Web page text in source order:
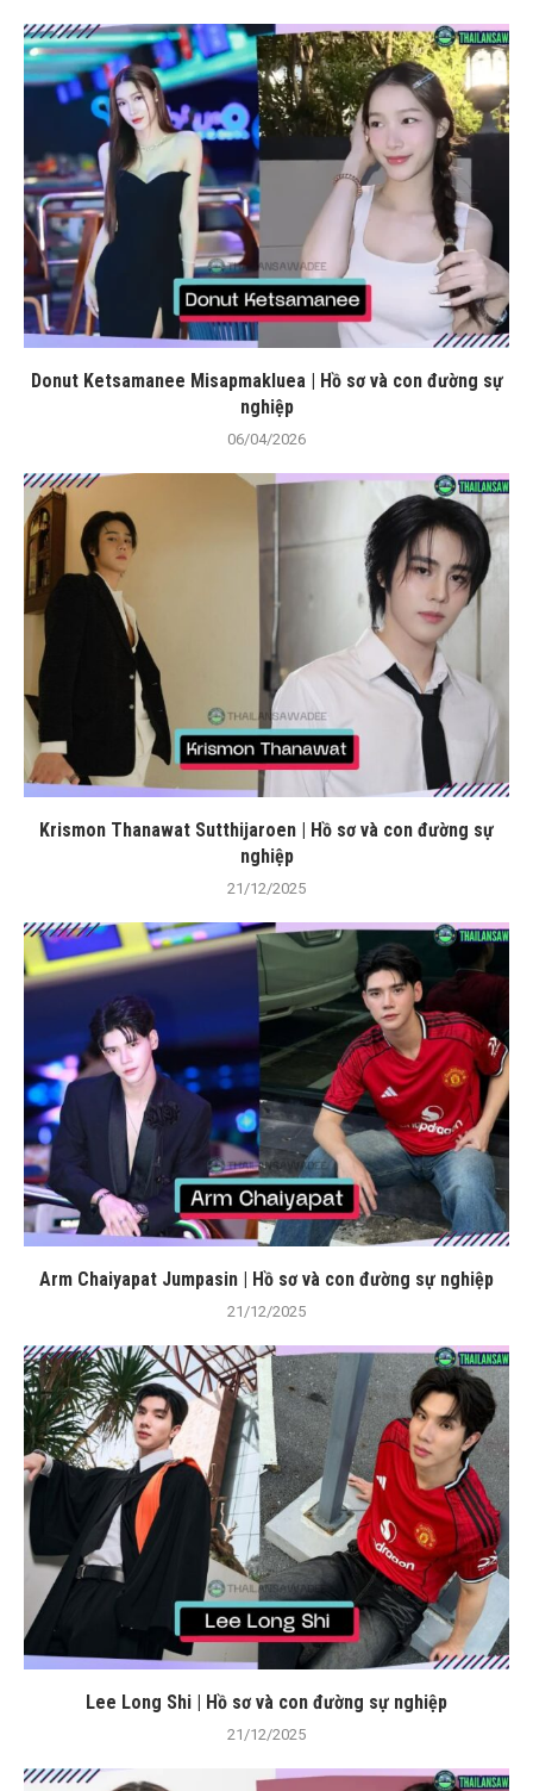
Donut Ketsamanee Misapmakluea | Hồ sơ và con đường sự
nghiệp
06/04/2026
Krismon Thanawat Sutthijaroen | Hồ sơ và con đường sự
nghiệp
21/12/2025
Arm Chaiyapat Jumpasin | Hồ sơ và con đường sự nghiệp
21/12/2025
Lee Long Shi | Hồ sơ và con đường sự nghiệp
21/12/2025